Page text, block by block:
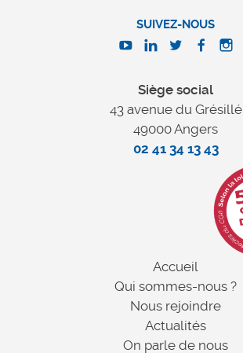
Siège social
43 avenue du Grésillé
49000 Angers
02 41 34 13 43
SUIVEZ-NOUS
Accueil
Qui sommes-nous ?
Nous rejoindre
Actualités
On parle de nous